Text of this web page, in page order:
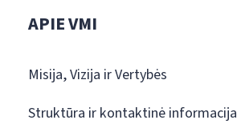
APIE VMI
Misija, Vizija ir Vertybės
Struktūra ir kontaktinė informacija